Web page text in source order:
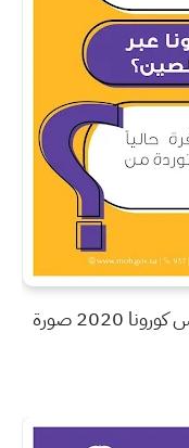
دليل توعوي شامل للوقاية من فايروس كورونا 2020 صورة